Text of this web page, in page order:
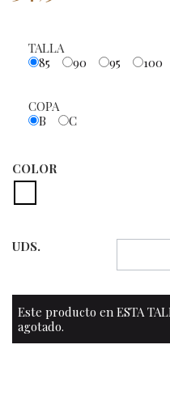
TALLA
85
90 95 100
COPA
B
C
COLOR
UDS.
Este producto en ESTA
agotado.